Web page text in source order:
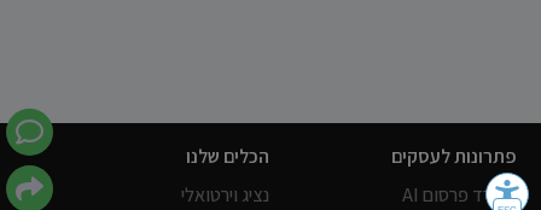
פתרונות לעסקים
משרד פרסום AI
הכלים שלנו
נציג וירטואלי